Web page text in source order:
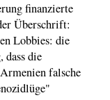
finanzierte
Überschrift:
Lobbies: die
dass die
falsche